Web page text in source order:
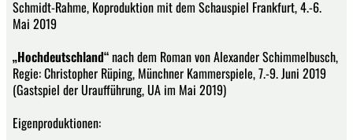
Schmidt-Rahme, Koproduktion mit dem Schauspiel Frankfurt, 4.-6.
Mai 2019
„Hochdeutschland“nach dem Roman von Alexander Schimmelbusch,
Regie: Christopher Rüping, Münchner Kammerspiele, 7.-9. Juni 2019
(Gastspiel der Uraufführung, UA im Mai 2019)
Eigenproduktionen: